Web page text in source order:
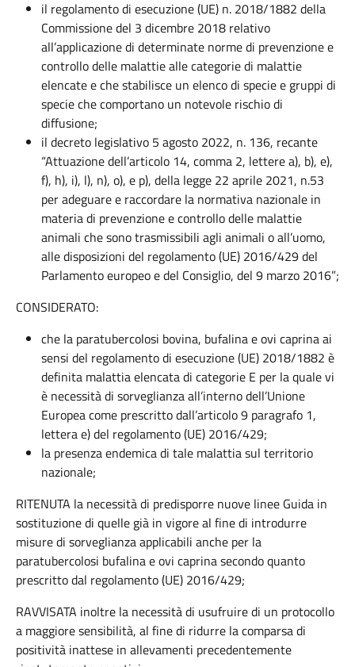
il regolamento di esecuzione (UE) n. 2018/1882 della
Commissione del 3 dicembre 2018 relativo
all’applicazione di determinate norme di prevenzione e
controllo delle malattie alle categorie di malattie
elencate e che stabilisce un elenco di specie e gruppi di
specie che comportano un notevole rischio di
diffusione;
il decreto legislativo 5 agosto 2022, n. 136, recante
“Attuazione dell’articolo 14, comma 2, lettere a), b), e),
f), h), i), l), n), o), e p), della legge 22 aprile 2021, n.53
per adeguare e raccordare la normativa nazionale in
materia di prevenzione e controllo delle malattie
animali che sono trasmissibili agli animali o all’uomo,
alle disposizioni del regolamento (UE) 2016/429 del
Parlamento europeo e del Consiglio, del 9 marzo 2016”;
CONSIDERATO:
che la paratubercolosi bovina, bufalina e ovi caprina ai
sensi del regolamento di esecuzione (UE) 2018/1882 è
definita malattia elencata di categorie E per la quale vi
è necessità di sorveglianza all’interno dell’Unione
Europea come prescritto dall’articolo 9 paragrafo 1,
lettera e) del regolamento (UE) 2016/429;
la presenza endemica di tale malattia sul territorio
nazionale;
RITENUTA la necessità di predisporre nuove linee Guida in
sostituzione di quelle già in vigore al fine di introdurre
misure di sorveglianza applicabili anche per la
paratubercolosi bufalina e ovi caprina secondo quanto
prescritto dal regolamento (UE) 2016/429;
RAVVISATA inoltre la necessità di usufruire di un protocollo
a maggiore sensibilità, al fine di ridurre la comparsa di
positività inattese in allevamenti precedentemente